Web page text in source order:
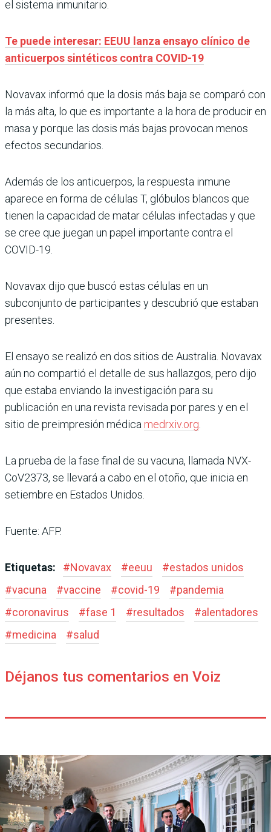
el sistema inmunitario.
Te puede interesar: EEUU lanza ensayo clínico de
anticuerpos sintéticos contra COVID-19
Novavax informó que la dosis más baja se comparó con
la más alta, lo que es importante a la hora de producir en
masa y porque las dosis más bajas provocan menos
efectos secundarios.
Además de los anticuerpos, la respuesta inmune
aparece en forma de células T, glóbulos blancos que
tienen la capacidad de matar células infectadas y que
se cree que juegan un papel importante contra el
COVID-19.
Novavax dijo que buscó estas células en un
subconjunto de participantes y descubrió que estaban
presentes.
El ensayo se realizó en dos sitios de Australia. Novavax
aún no compartió el detalle de sus hallazgos, pero dijo
que estaba enviando la investigación para su
publicación en una revista revisada por pares y en el
sitio de preimpresión médica medrxiv.org.
La prueba de la fase final de su vacuna, llamada NVX-
CoV2373, se llevará a cabo en el otoño, que inicia en
setiembre en Estados Unidos.
Fuente: AFP.
Etiquetas: #Novavax #eeuu #estados unidos
#vacuna #vaccine #covid-19 #pandemia
#coronavirus #fase 1 #resultados #alentadores
#medicina #salud
Déjanos tus comentarios en Voiz